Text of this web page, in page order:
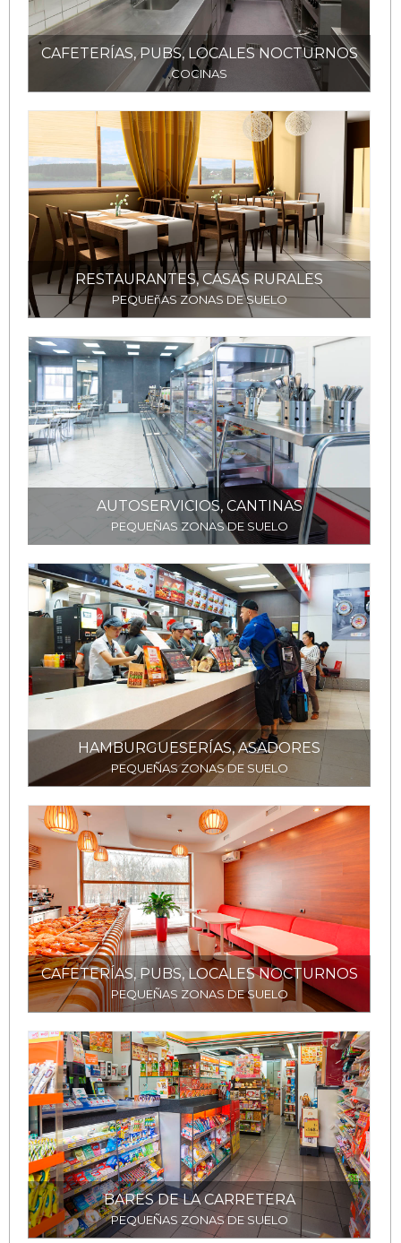
CAFETERÍAS, PUBS, LOCALES NOCTURNOS
COCINAS
RESTAURANTES, CASAS RURALES
PEQUEñAS ZONAS DE SUELO
AUTOSERVICIOS, CANTINAS
PEQUEÑAS ZONAS DE SUELO
HAMBURGUESERÍAS, ASADORES
PEQUEÑAS ZONAS DE SUELO
CAFETERÍAS, PUBS, LOCALES NOCTURNOS
PEQUEÑAS ZONAS DE SUELO
BARES DE LA CARRETERA
PEQUEÑAS ZONAS DE SUELO